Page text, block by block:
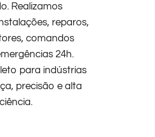
Realizamos
reparos,
comandos
24h.
para indústrias
precisão e alta